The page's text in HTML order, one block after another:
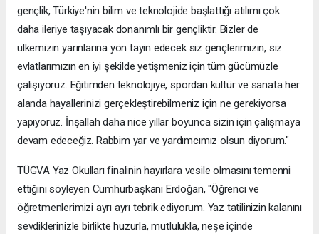
gençlik, Türkiye'nin bilim ve teknolojide başlattığı atılımı çok
daha ileriye taşıyacak donanımlı bir gençliktir. Bizler de
ülkemizin yarınlarına yön tayin edecek siz gençlerimizin, siz
evlatlarımızın en iyi şekilde yetişmeniz için tüm gücümüzle
çalışıyoruz. Eğitimden teknolojiye, spordan kültür ve sanata her
alanda hayallerinizi gerçekleştirebilmeniz için ne gerekiyorsa
yapıyoruz. İnşallah daha nice yıllar boyunca sizin için çalışmaya
devam edeceğiz. Rabbim yar ve yardımcımız olsun diyorum."
TÜGVA Yaz Okulları finalinin hayırlara vesile olmasını temenni
ettiğini söyleyen Cumhurbaşkanı Erdoğan, "Öğrenci ve
öğretmenlerimizi ayrı ayrı tebrik ediyorum. Yaz tatilinizin kalanını
sevdiklerinizle birlikte huzurla, mutlulukla, neşe içinde